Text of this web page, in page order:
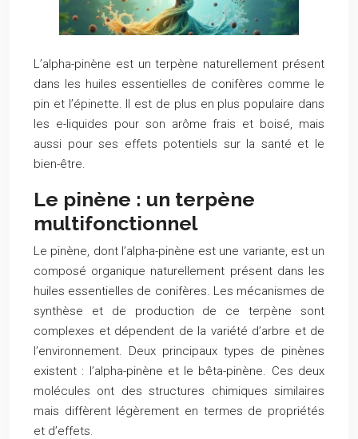
L’alpha-pinène est un terpène naturellement présent
dans les huiles essentielles de conifères comme le
pin et l’épinette. Il est de plus en plus populaire dans
les e-liquides pour son arôme frais et boisé, mais
aussi pour ses effets potentiels sur la santé et le
bien-être.
Le pinène : un terpène
multifonctionnel
Le pinène, dont l’alpha-pinène est une variante, est un
composé organique naturellement présent dans les
huiles essentielles de conifères. Les mécanismes de
synthèse et de production de ce terpène sont
complexes et dépendent de la variété d’arbre et de
l’environnement. Deux principaux types de pinènes
existent : l’alpha-pinène et le bêta-pinène. Ces deux
molécules ont des structures chimiques similaires
mais diffèrent légèrement en termes de propriétés
et d’effets.